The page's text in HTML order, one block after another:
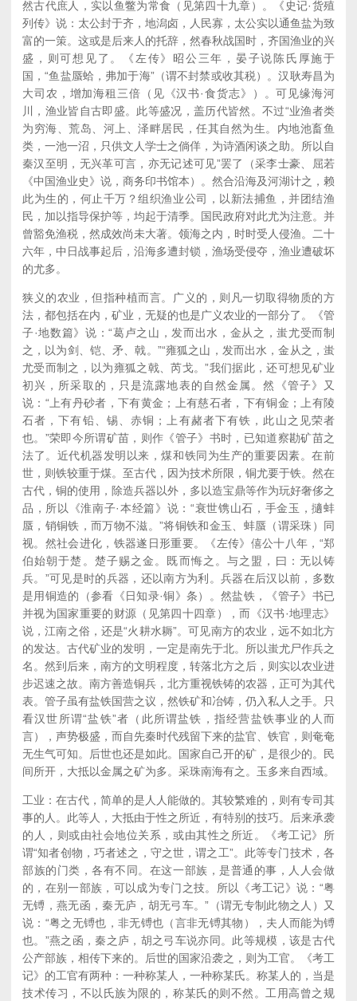
然古代庶人，实以鱼鳖为常食（见第四十九章）。《史记·货殖
列传》说：太公封于齐，地潟卤，人民寡，太公实以通鱼盐为致
富的一策。这或是后来人的托辞，然春秋战国时，齐国渔业的兴
盛，则可想见了。《左传》昭公三年，晏子说陈氏厚施于
国，“鱼盐蜃蛤，弗加于海”（谓不封禁或收其税）。汉耿寿昌为
大司农，增加海租三倍（见《汉书·食货志》）。可见缘海河
川，渔业皆自古即盛。此等盛况，盖历代皆然。不过“业渔者类
为穷海、荒岛、河上、泽畔居民，任其自然为生。内地池畜鱼
类，一池一沼，只供文人学士之倘佯，为诗酒闲谈之助。所以自
秦汉至明，无兴革可言，亦无记述可见”罢了（采李士豪、屈若
《中国渔业史》说，商务印书馆本）。然合沿海及河湖计之，赖
此为生的，何止千万？组织渔业公司，以新法捕鱼，并团结渔
民，加以指导保护等，均起于清季。国民政府对此尤为注意。并
曾豁免渔税，然成效尚未大著。领海之内，时时受人侵渔。二十
六年，中日战事起后，沿海多遭封锁，渔场受侵夺，渔业遭破坏
的尤多。
狭义的农业，但指种植而言。广义的，则凡一切取得物质的方
法，都包括在内，矿业，无疑的也是广义农业的一部分了。《管
子·地数篇》说：“葛卢之山，发而出水，金从之，蚩尤受而制
之，以为剑、铠、矛、戟。”“雍狐之山，发而出水，金从之，蚩
尤受而制之，以为雍狐之戟、芮戈。”我们据此，还可想见矿业
初兴，所采取的，只是流露地表的自然金属。然《管子》又
说：“上有丹砂者，下有黄金；上有慈石者，下有铜金；上有陵
石者，下有铅、锡、赤铜；上有赭者下有铁，此山之见荣者
也。”荣即今所谓矿苗，则作《管子》书时，已知道察勘矿苗之
法了。近代机器发明以来，煤和铁同为生产的重要因素。在前
世，则铁较重于煤。至古代，因为技术所限，铜尤要于铁。然在
古代，铜的使用，除造兵器以外，多以造宝鼎等作为玩好奢侈之
品，所以《淮南子·本经篇》说：“衰世镌山石，手金玉，擿蚌
蜃，销铜铁，而万物不滋。”将铜铁和金玉、蚌蜃（谓采珠）同
视。然社会进化，铁器遂日形重要。《左传》僖公十八年，“郑
伯始朝于楚。楚子赐之金。既而悔之。与之盟，曰：无以铸
兵。”可见是时的兵器，还以南方为利。兵器在后汉以前，多数
是用铜造的（参看《日知录·铜》条）。然盐铁，《管子》书已
并视为国家重要的财源（见第四十四章），而《汉书·地理志》
说，江南之俗，还是“火耕水耨”。可见南方的农业，远不如北方
的发达。古代矿业的发明，一定是南先于北。所以蚩尤尸作兵之
名。然到后来，南方的文明程度，转落北方之后，则实以农业进
步迟速之故。南方善造铜兵，北方重视铁铸的农器，正可为其代
表。管子虽有盐铁国营之议，然铁矿和冶铸，仍入私人之手。只
看汉世所谓“盐铁”者（此所谓盐铁，指经营盐铁事业的人而
言），声势极盛，而自先秦时代残留下来的盐官、铁官，则奄奄
无生气可知。后世也还是如此。国家自己开的矿，是很少的。民
间所开，大抵以金属之矿为多。采珠南海有之。玉多来自西域。
工业：在古代，简单的是人人能做的。其较繁难的，则有专司其
事的人。此等人，大抵由于性之所近，有特别的技巧。后来承袭
的人，则或由社会地位关系，或由其性之所近。《考工记》所
谓“知者创物，巧者述之，守之世，谓之工”。此等专门技术，各
部族的门类，各有不同。在这一部族，是普通的事，人人会做
的，在别一部族，可以成为专门之技。所以《考工记》说：“粤
无镈，燕无函，秦无庐，胡无弓车。”（谓无专制此物之人）又
说：“粤之无镈也，非无镈也（言非无镈其物），夫人而能为镈
也。”燕之函，秦之庐，胡之弓车说亦同。此等规模，该是古代
公产部族，相传下来的。后世的国家沿袭之，则为工官。《考工
记》的工官有两种：一种称某人，一种称某氏。称某人的，当是
技术传习，不以氏族为限的，称某氏的则不然。工用高曾之规